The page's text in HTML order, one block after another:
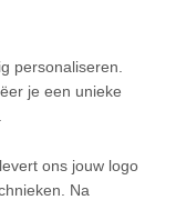
personaliseren.
je een unieke
ons jouw logo
Na